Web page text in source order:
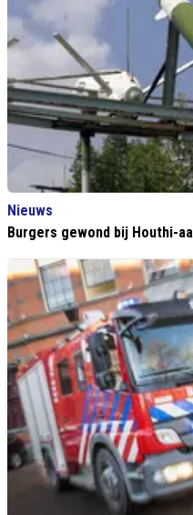
Nieuws
Burgers gewond bij Houthi-